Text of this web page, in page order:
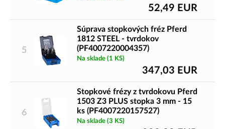
52,49 EUR
5
Súprava stopkových fréz Pferd
1812 STEEL - tvrdokov
(PF4007220004357)
Na sklade (1 KS)
347,03 EUR
6
Stopkové frézy z tvrdokovu Pferd
1503 Z3 PLUS stopka 3 mm - 15
ks (PF4007220157527)
Na sklade (3 KS)